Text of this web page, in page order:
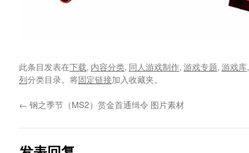
此条目发表在下载, 内容分类, 同人游戏制作, 游戏专题, 游戏库,
列分类目录。将固定链接加入收藏夹。
← 钢之季节（MS2）赏金首通缉令 图片素材